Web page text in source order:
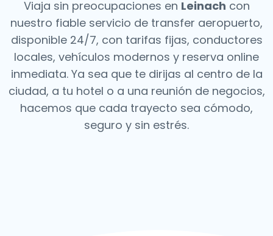
Viaja sin preocupaciones en Leinach con
nuestro fiable servicio de transfer aeropuerto,
disponible 24/7, con tarifas fijas, conductores
locales, vehículos modernos y reserva online
inmediata. Ya sea que te dirijas al centro de la
ciudad, a tu hotel o a una reunión de negocios,
hacemos que cada trayecto sea cómodo,
seguro y sin estrés.